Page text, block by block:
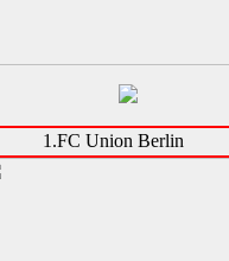
1.FC Union Berlin